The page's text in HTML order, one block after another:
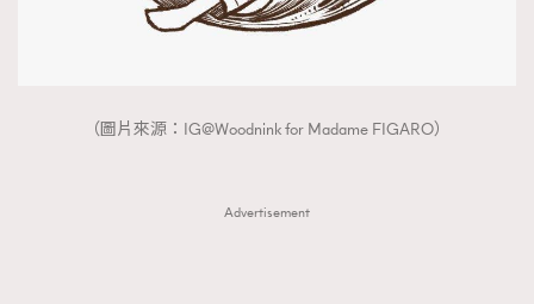
（圖片來源：IG@Woodnink for Madame FIGARO）
Advertisement